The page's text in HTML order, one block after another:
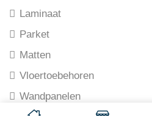
Laminaat
Parket
Matten
Vloertoebehoren
Wandpanelen